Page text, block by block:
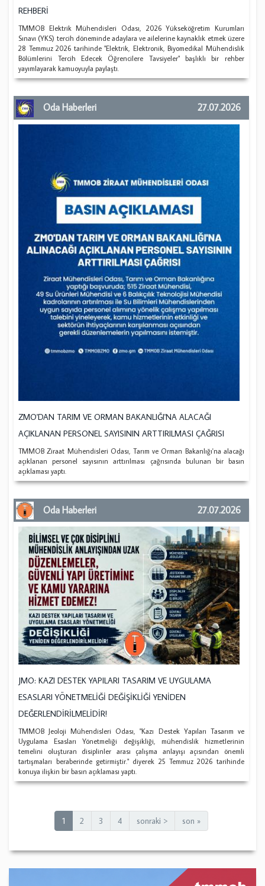
REHBERİ
TMMOB Elektrik Mühendisleri Odası, 2026 Yükseköğretim Kurumları
Sınavı (YKS) tercih döneminde adaylara ve ailelerine kaynaklık etmek üzere
28 Temmuz 2026 tarihinde "Elektrik, Elektronik, Biyomedikal Mühendislik
Bölümlerini Tercih Edecek Öğrencilere Tavsiyeler" başlıklı bir rehber
yayımlayarak kamuoyuyla paylaştı.
Oda Haberleri 27.07.2026
ZMO'DAN TARIM VE ORMAN BAKANLIĞI'NA ALACAĞI
AÇIKLANAN PERSONEL SAYISININ ARTTIRILMASI ÇAĞRISI
TMMOB Ziraat Mühendisleri Odası, Tarım ve Orman Bakanlığı'na alacağı
açıklanan personel sayısının arttırılması çağrısında bulunan bir basın
açıklaması yaptı.
Oda Haberleri 27.07.2026
JMO: KAZI DESTEK YAPILARI TASARIM VE UYGULAMA
ESASLARI YÖNETMELİĞİ DEĞİŞİKLİĞİ YENİDEN
DEĞERLENDİRİLMELİDİR!
TMMOB Jeoloji Mühendisleri Odası, "Kazı Destek Yapıları Tasarım ve
Uygulama Esasları Yönetmeliği değişikliği, mühendislik hizmetlerinin
temelini oluşturan disiplinler arası çalışma anlayışı açısından önemli
tartışmaları beraberinde getirmiştir." diyerek 25 Temmuz 2026 tarihinde
konuya ilişkin bir basın açıklaması yaptı.
1 2 3 4 sonraki > son »